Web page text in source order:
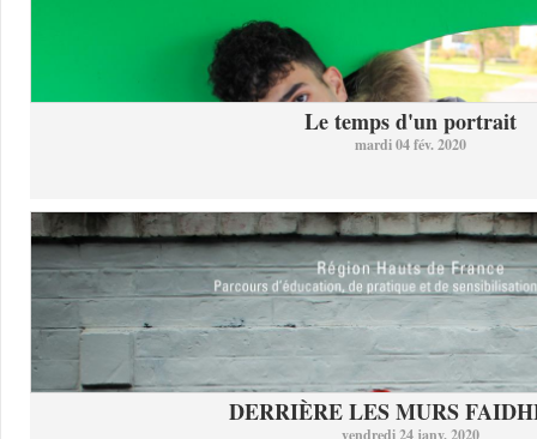
Le temps d'un portrait
mardi 04 fév. 2020
DERRIÈRE LES MURS
vendredi 24 janv. 2020